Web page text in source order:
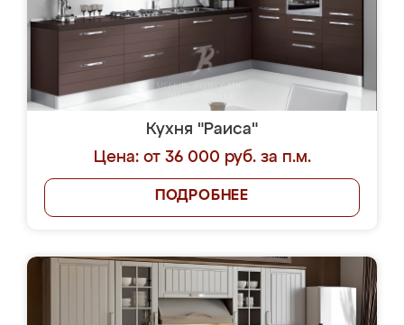
Кухня "Раиса"
Цена: от 36 000 руб. за п.м.
ПОДРОБНЕЕ